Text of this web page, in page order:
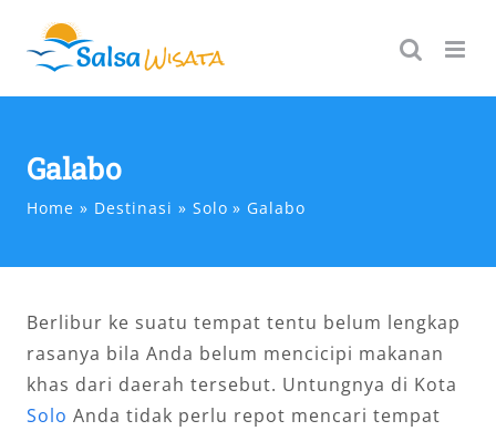
content
Galabo
Home Destinasi Solo Galabo
Berlibur ke suatu tempat tentu belum lengkap
rasanya bila Anda belum mencicipi makanan
khas dari daerah tersebut. Untungnya di Kota
Solo Anda tidak perlu repot mencari tempat